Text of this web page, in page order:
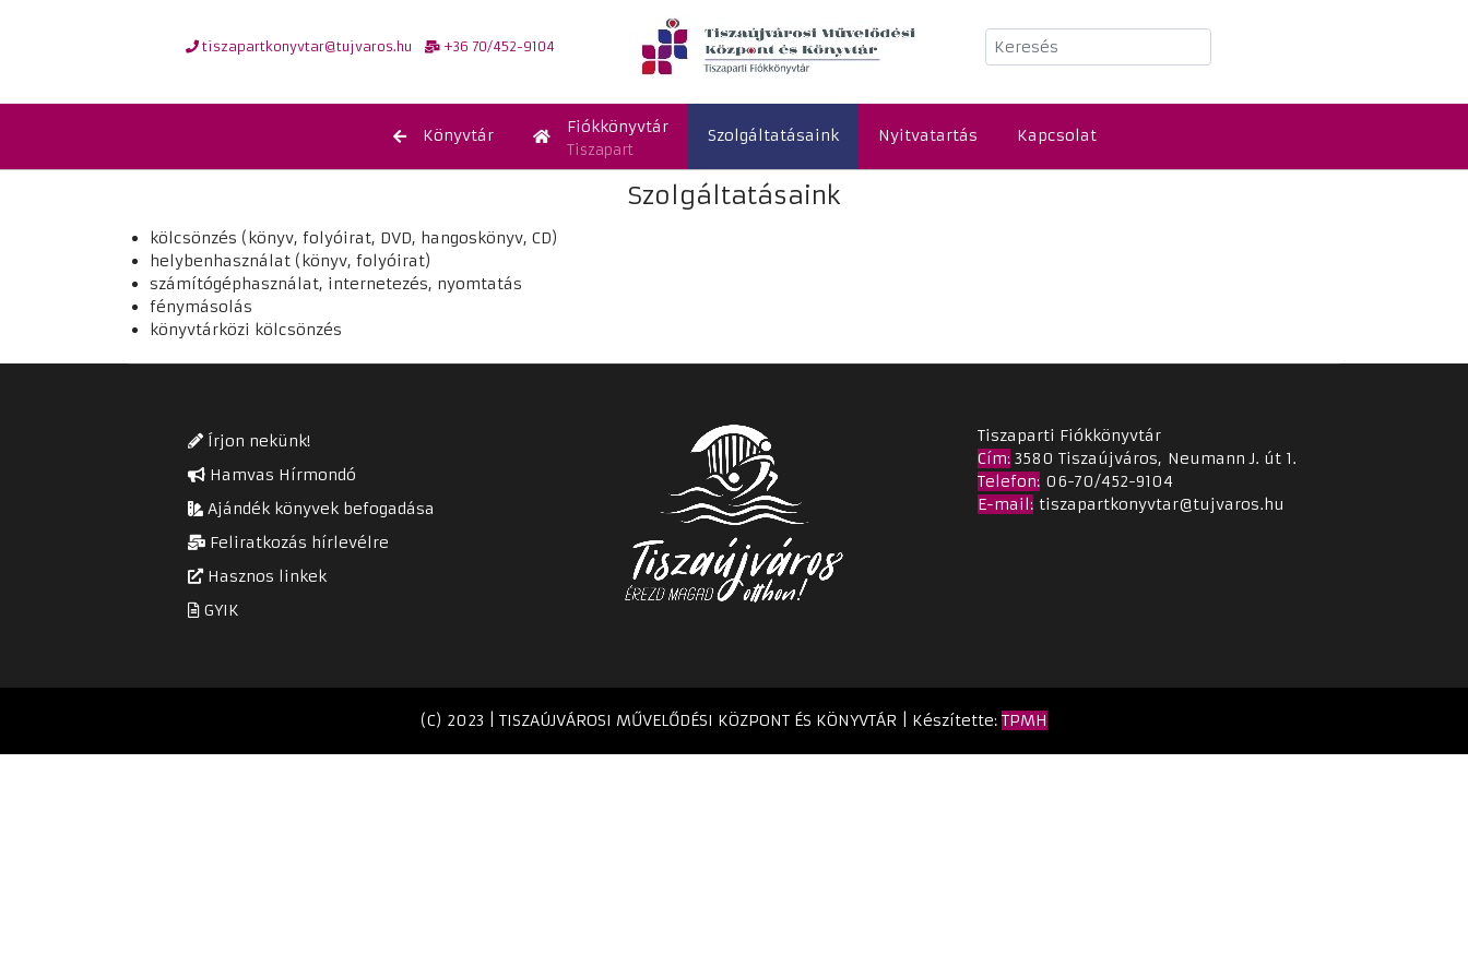
tiszapartkonyvtar@tujvaros.hu +36 70/452-9104 Keresés
Könyvtár Fiókkönyvtár
Tiszapart
Szolgáltatásaink Nyitvatartás Kapcsolat
Szolgáltatásaink
kölcsönzés (könyv, folyóirat, DVD, hangoskönyv, CD)
helybenhasználat (könyv, folyóirat)
számítógéphasználat, internetezés, nyomtatás
fénymásolás
könyvtárközi kölcsönzés
Írjon nekünk!
Hamvas Hírmondó
Ajándék könyvek befogadása
Feliratkozás hírlevélre
Hasznos linkek
GYIK
Tiszaparti Fiókkönyvtár
Cím:3580 Tiszaújváros, Neumann J. út 1.
Telefon:06-70/452-9104
E-mail:tiszapartkonyvtar@tujvaros.hu
(C) 2023 | TISZAÚJVÁROSI MŰVELŐDÉSI KÖZPONT ÉS KÖNYVTÁR | Készítette: TPMH